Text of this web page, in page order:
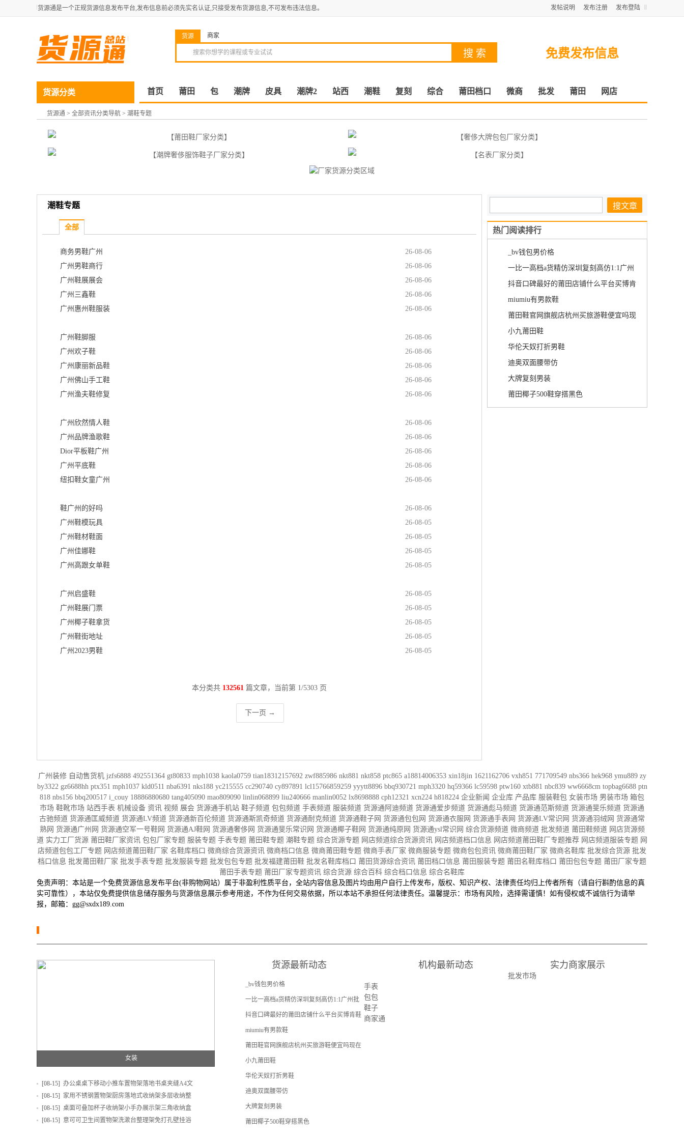
货源通是一个正规货源信息发布平台,发布信息前必须先实名认证,只接受发布货源信息,不可发布违法信息。 发布登陆
发布注册
发帖说明
免费发布信息
货源 商家
货源分类 首页 莆田 包 潮牌 皮具 潮牌2 站西 潮鞋 复刻 综合 莆田档口 微商 批发 莆田 网店
货源通 > 全部资讯分类导航 > 潮鞋专题
潮鞋专题
全部
商务男鞋广州
26-08-06
广州男鞋商行
26-08-06
广州鞋展展会
26-08-06
广州三鑫鞋
26-08-06
广州惠州鞋服装
26-08-06
广州鞋脚服
26-08-06
广州欢子鞋
26-08-06
广州康丽新品鞋
26-08-06
广州佛山手工鞋
26-08-06
广州渔夫鞋修复
26-08-06
广州欣然情人鞋
26-08-06
广州品牌渔歌鞋
26-08-06
Dior平板鞋广州
26-08-06
广州平底鞋
26-08-06
纽扣鞋女童广州
26-08-06
鞋广州的好吗
26-08-06
广州鞋模玩具
26-08-05
广州鞋材鞋面
26-08-05
广州佳娜鞋
26-08-05
广州高跟女单鞋
26-08-05
广州启盛鞋
26-08-05
广州鞋展门票
26-08-05
广州椰子鞋拿货
26-08-05
广州鞋街地址
26-08-05
广州2023男鞋
26-08-05
本分类共 132561 篇文章，当前第 1/5303 页
下一页 →
热门阅读排行
_bv钱包男价格
一比一高档a货精仿深圳复刻高仿1:1广州
批发奢侈品男装去哪买好些
抖音口碑最好的莆田店铺什么平台买博肯
鞋便宜又好
miumiu有男款鞋
莆田鞋官网旗舰店杭州买旅游鞋便宜吗现
小九莆田鞋
华伦天奴打折男鞋
迪奥双面腰带仿
大牌复刻男装
莆田椰子500鞋穿搭黑色
广州装修 自动售货机 jzfs6888 492551364 gt80833 mph1038 kaola0759 tian18312157692 zwf885986 nkt881 nkt858 ptc865 a18814006353 xin18jin 1621162706 vxh851 771709549 nbs366 hek968 ymu889 zy
by3322 gz6688hh ptx351 mph1037 kld0511 nba6391 nks188 yc215555 cc290740 cy897891 lcl15766859259 yyytt8896 bbq930721 mph3320 hq59366 lc59598 ptw160 xtb881 nbc839 ww6668cm topbag6688 ptn
818 nbs156 bbq200517 i_couy 18886880680 tang405090 mao809090 linlin068899 liu240666 manlin0052 lx8698888 cph12321 xcn224 h818224 企业新闻 企业库 产品库 服装鞋包 女装市场 男装市场 箱包
市场 鞋靴市场 站西手表 机械设备 资讯 视频 展会 货源通手机站 鞋子频道 包包频道 手表频道 服装频道 货源通阿迪频道 货源通爱步频道 货源通彪马频道 货源通范斯频道 货源通斐乐频道 货源通
古驰频道 货源通‌匡威频道 货源通LV频道 货源通新百伦频道 货源通斯凯奇频道 货源通耐克频道 货源通鞋子网 货源通包包网 货源通衣服网 货源通手表网 货源通LV常识网 货源通羽绒网 货源通常
熟网 货源通广州网 货源通空军一号鞋网 货源通AJ鞋网 货源通奢侈网 货源通斐乐常识网 货源通椰子鞋网 货源通纯原网 货源通ysl常识网 综合货源频道 微商频道 批发频道 莆田鞋频道 网店货源频
道 实力工厂货源 莆田鞋厂家资讯 包包厂家专题 服装专题 手表专题 莆田鞋专题 潮鞋专题 综合货源专题 网店频道综合货源资讯 网店频道档口信息 网店频道莆田鞋厂专题推荐 网店频道服装专题 网
店频道包包工厂专题 网店频道莆田鞋厂家 名鞋库档口 微商综合货源资讯 微商档口信息 微商莆田鞋专题 微商手表厂家 微商服装专题 微商包包资讯 微商莆田鞋厂家 微商名鞋库 批发综合货源 批发
档口信息 批发莆田鞋厂家 批发手表专题 批发服装专题 批发包包专题 批发福建莆田鞋 批发名鞋库档口 莆田货源综合资讯 莆田档口信息 莆田服装专题 莆田名鞋库档口 莆田包包专题 莆田厂家专题
莆田手表专题 莆田厂家专题资讯 综合货源 综合百科 综合档口信息 综合名鞋库
免责声明：本站是一个免费货源信息发布平台(非购物网站）属于非盈利性质平台，全站内容信息及图片均由用户自行上传发布，版权、知识产权、法律责任均归上传者所有（请自行斟酌信息的真
实可靠性），本站仅免费提供信息储存服务与货源信息展示参考用途，不作为任何交易依据，所以本站不承担任何法律责任。温馨提示：市场有风险，选择需谨慎！如有侵权或不诚信行为请举
报，邮箱：gg@sxdx189.com
女装
[08-15] 办公桌桌下移动小推车置物架落地书桌夹缝A4文
[08-15]
家用不锈钢置物架厨房落地式收纳架多层收纳整
[08-15] 桌面可叠加杯子收纳架小手办展示架三角收纳盒
[08-15]
意可可卫生间置物架洗漱台整理架免打孔壁挂浴
货源最新动态
_bv钱包男价格
一比一高档a货精仿深圳复刻高仿1:1广州批
发奢侈品男装去哪买好些
抖音口碑最好的莆田店铺什么平台买博肯鞋
便宜又好
miumiu有男款鞋
莆田鞋官网旗舰店杭州买旅游鞋便宜吗现在
小九莆田鞋
华伦天奴打折男鞋
迪奥双面腰带仿
大牌复刻男装
莆田椰子500鞋穿搭黑色
机构最新动态 实力商家展示
批发市场
手表
包包
鞋子
商家通